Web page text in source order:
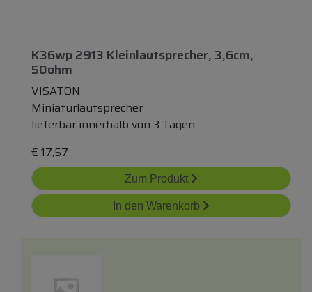
K36wp 2913 Kleinlautsprecher, 3,6cm,
50ohm
VISATON
Miniaturlautsprecher
lieferbar innerhalb von 3 Tagen
€ 17,57
Zum Produkt
In den Warenkorb